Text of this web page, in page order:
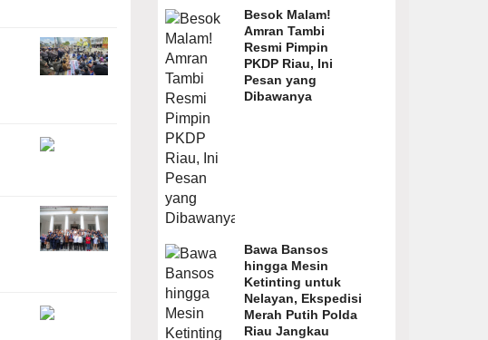
Besok Malam!
Amran Tambi
Resmi Pimpin
PKDP Riau, Ini
Pesan yang
Dibawanya
Bawa Bansos
hingga Mesin
Ketinting untuk
Nelayan, Ekspedisi
Merah Putih Polda
Riau Jangkau